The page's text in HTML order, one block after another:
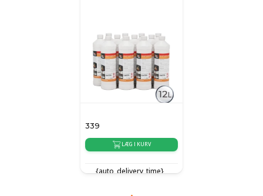
339
LÆG I KURV
{auto_delivery_time}